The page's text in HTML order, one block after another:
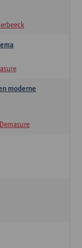
moderne